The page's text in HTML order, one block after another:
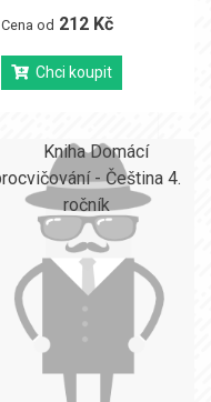
Cena od 212 Kč
Chci koupit